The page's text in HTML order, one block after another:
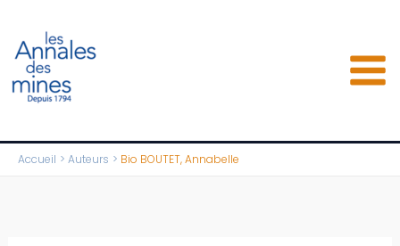
contenu
Accueil Auteurs Bio BOUTET, Annabelle